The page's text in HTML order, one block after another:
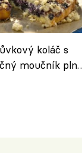
koláč s
moučník plný